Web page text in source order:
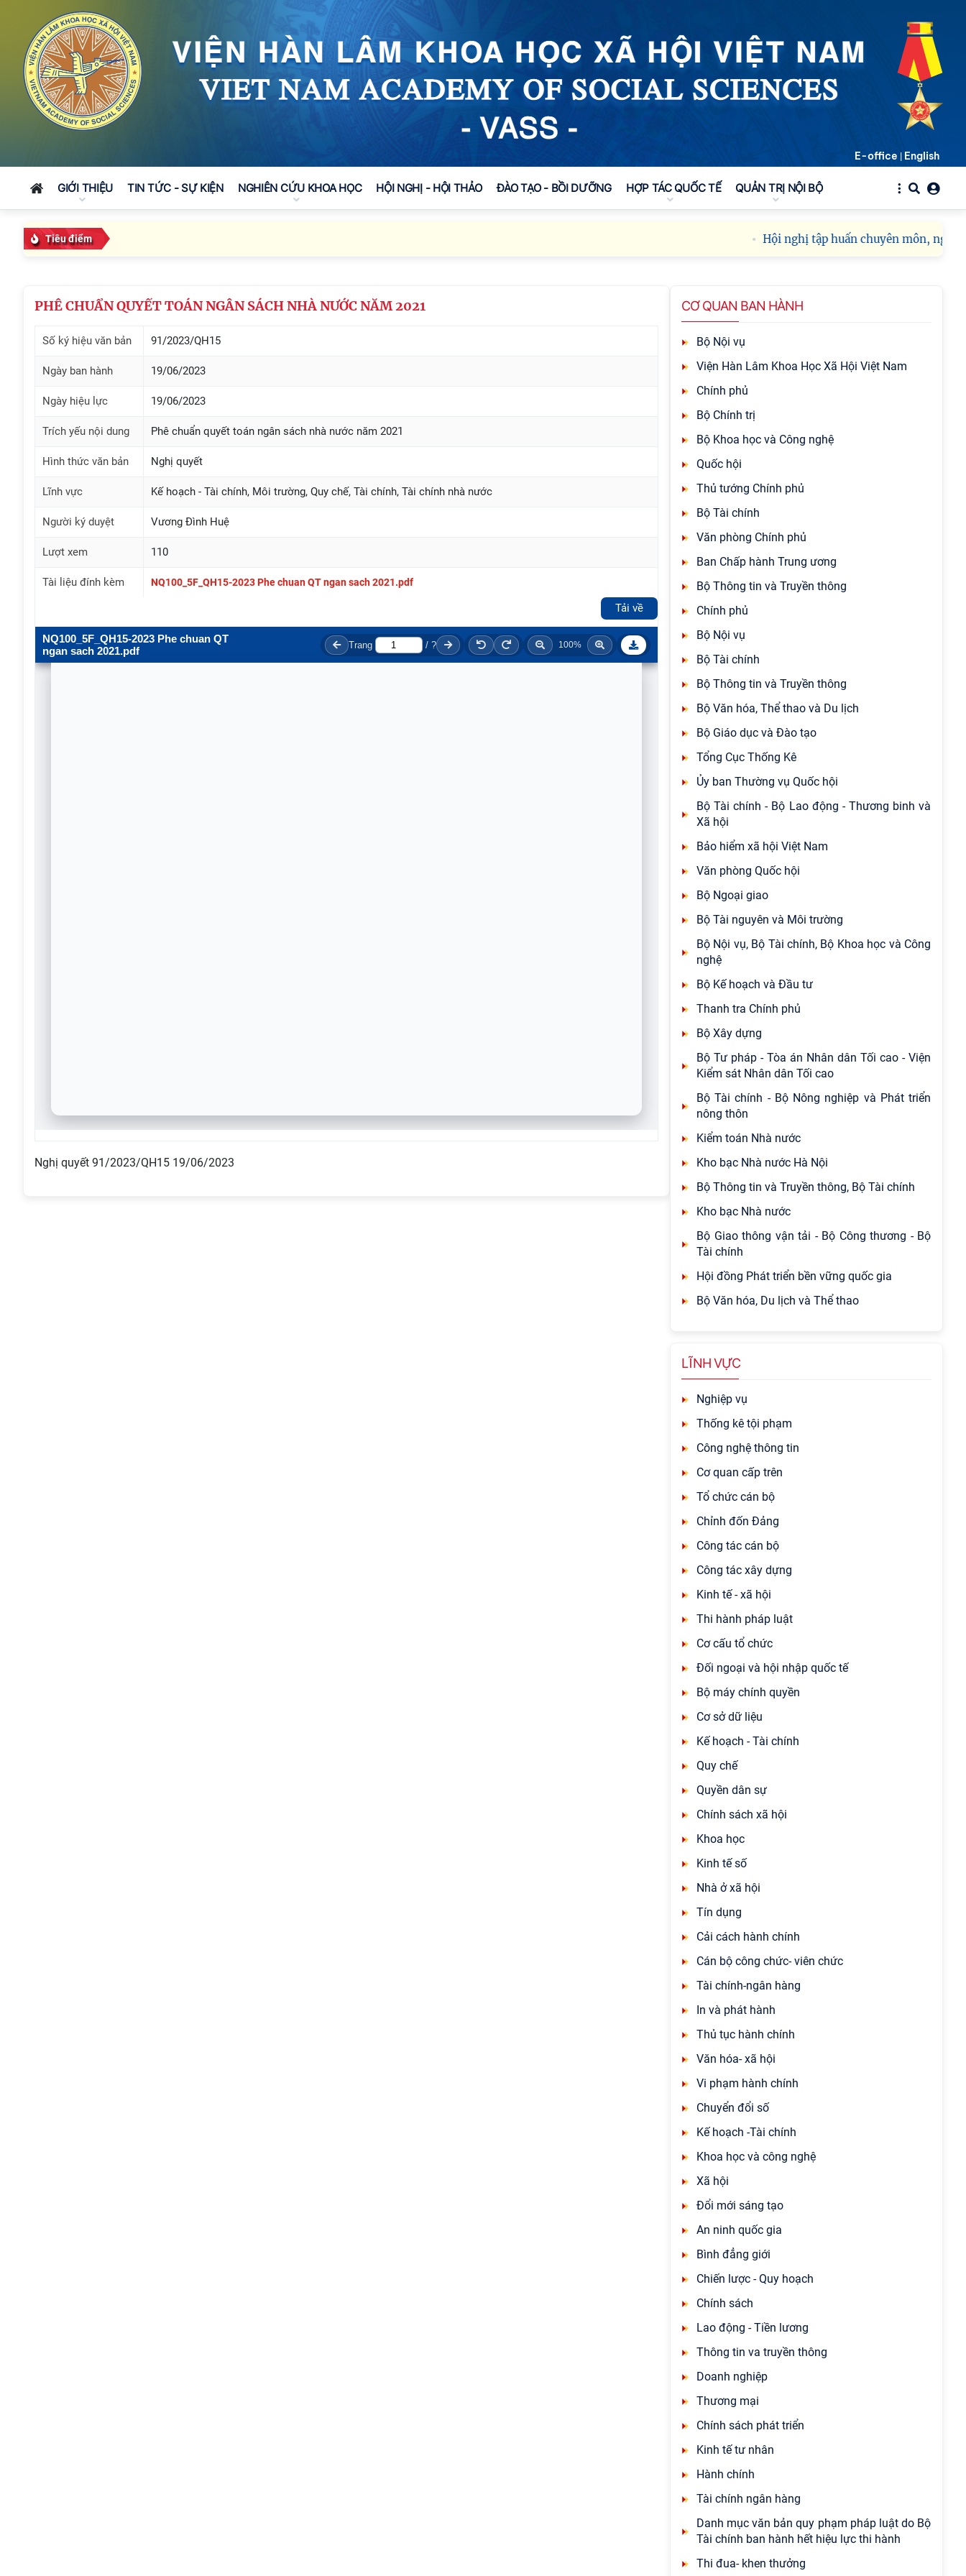
E-office | English
GIỚI THIỆU TIN TỨC - SỰ KIỆN NGHIÊN CỨU KHOA HỌC HỘI NGHỊ - HỘI THẢO ĐÀO TẠO - BỒI DƯỠNG HỢP TÁC QUỐC TẾ QUẢN TRỊ NỘI BỘ
Tiêu điểm Hội nghị tập huấn chuyên môn, nghiệp
PHÊ CHUẨN QUYẾT TOÁN NGÂN SÁCH NHÀ NƯỚC NĂM 2021
Số ký hiệu văn bản 91/2023/QH15
Ngày ban hành 19/06/2023
Ngày hiệu lực 19/06/2023
Trích yếu nội dung Phê chuẩn quyết toán ngân sách nhà nước năm 2021
Hình thức văn bản Nghị quyết
Lĩnh vực Kế hoạch - Tài chính, Môi trường, Quy chế, Tài chính, Tài chính nhà nước
Người ký duyệt Vương Đình Huệ
Lượt xem 110
Tài liệu đính kèm NQ100_5F_QH15-2023 Phe chuan QT ngan sach 2021.pdf
Tải về
Nghị quyết 91/2023/QH15 19/06/2023
CƠ QUAN BAN HÀNH
Bộ Nội vụ
Viện Hàn Lâm Khoa Học Xã Hội Việt Nam
Chính phủ
Bộ Chính trị
Bộ Khoa học và Công nghệ
Quốc hội
Thủ tướng Chính phủ
Bộ Tài chính
Văn phòng Chính phủ
Ban Chấp hành Trung ương
Bộ Thông tin và Truyền thông
Chính phủ
Bộ Nội vụ
Bộ Tài chính
Bộ Thông tin và Truyền thông
Bộ Văn hóa, Thể thao và Du lịch
Bộ Giáo dục và Đào tạo
Tổng Cục Thống Kê
Ủy ban Thường vụ Quốc hội
Bộ Tài chính - Bộ Lao động - Thương binh và
Xã hội
Bảo hiểm xã hội Việt Nam
Văn phòng Quốc hội
Bộ Ngoại giao
Bộ Tài nguyên và Môi trường
Bộ Nội vụ, Bộ Tài chính, Bộ Khoa học và Công
nghệ
Bộ Kế hoạch và Đầu tư
Thanh tra Chính phủ
Bộ Xây dựng
Bộ Tư pháp - Tòa án Nhân dân Tối cao - Viện
Kiểm sát Nhân dân Tối cao
Bộ Tài chính - Bộ Nông nghiệp và Phát triển
nông thôn
Kiểm toán Nhà nước
Kho bạc Nhà nước Hà Nội
Bộ Thông tin và Truyền thông, Bộ Tài chính
Kho bạc Nhà nước
Bộ Giao thông vận tải - Bộ Công thương - Bộ
Tài chính
Hội đồng Phát triển bền vững quốc gia
Bộ Văn hóa, Du lịch và Thể thao
LĨNH VỰC
Nghiệp vụ
Thống kê tội phạm
Công nghệ thông tin
Cơ quan cấp trên
Tổ chức cán bộ
Chỉnh đốn Đảng
Công tác cán bộ
Công tác xây dựng
Kinh tế - xã hội
Thi hành pháp luật
Cơ cấu tổ chức
Đối ngoại và hội nhập quốc tế
Bộ máy chính quyền
Cơ sở dữ liệu
Kế hoạch - Tài chính
Quy chế
Quyền dân sự
Chính sách xã hội
Khoa học
Kinh tế số
Nhà ở xã hội
Tín dụng
Cải cách hành chính
Cán bộ công chức- viên chức
Tài chính-ngân hàng
In và phát hành
Thủ tục hành chính
Văn hóa- xã hội
Vi phạm hành chính
Chuyển đổi số
Kế hoạch -Tài chính
Khoa học và công nghệ
Xã hội
Đổi mới sáng tạo
An ninh quốc gia
Bình đẳng giới
Chiến lược - Quy hoạch
Chính sách
Lao động - Tiền lương
Thông tin va truyền thông
Doanh nghiệp
Thương mại
Chính sách phát triển
Kinh tế tư nhân
Hành chính
Tài chính ngân hàng
Danh mục văn bản quy phạm pháp luật do Bộ
Tài chính ban hành hết hiệu lực thi hành
Thi đua- khen thưởng